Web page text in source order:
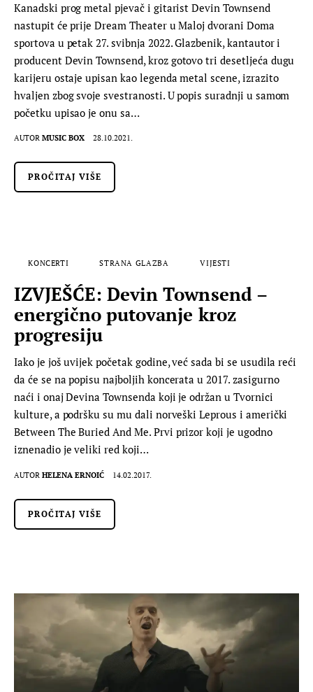
Kanadski prog metal pjevač i gitarist Devin Townsend
nastupit će prije Dream Theater u Maloj dvorani Doma
sportova u petak 27. svibnja 2022. Glazbenik, kantautor i
producent Devin Townsend, kroz gotovo tri desetljeća dugu
karijeru ostaje upisan kao legenda metal scene, izrazito
hvaljen zbog svoje svestranosti. U popis suradnji u samom
početku upisao je onu sa…
AUTOR MUSIC BOX 28.10.2021.
PROČITAJ VIŠE
KONCERTI STRANA GLAZBA VIJESTI
IZVJEŠĆE: Devin Townsend –
energično putovanje kroz
progresiju
Iako je još uvijek početak godine, već sada bi se usudila reći
da će se na popisu najboljih koncerata u 2017. zasigurno
naći i onaj Devina Townsenda koji je održan u Tvornici
kulture, a podršku su mu dali norveški Leprous i američki
Between The Buried And Me. Prvi prizor koji je ugodno
iznenadio je veliki red koji…
AUTOR HELENA ERNOIĆ 14.02.2017.
PROČITAJ VIŠE